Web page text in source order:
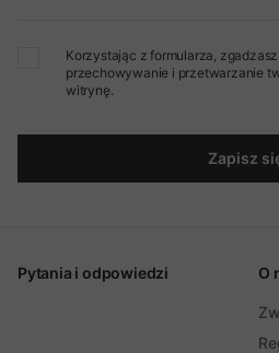
Korzystając z formularza,
przechowywanie i przetwarzanie
witrynę.
Zapisz
Pytania i odpowiedzi O